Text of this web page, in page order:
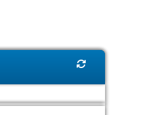
重新取得佈景設定